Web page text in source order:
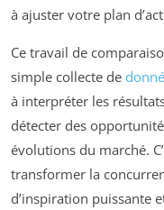
à ajuster votre plan
Ce travail de
simple collecte de
à interpréter les
détecter des
évolutions du marché.
transformer la
d’inspiration puissante